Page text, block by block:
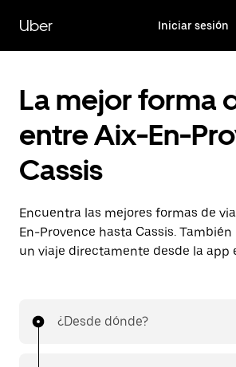
contenido
principal
Uber Iniciar sesión
La mejor forma
entre Aix-En-
Cassis
Encuentra las mejores formas de
En-Provence hasta Cassis.
un viaje directamente desde la app
¿Desde dónde?